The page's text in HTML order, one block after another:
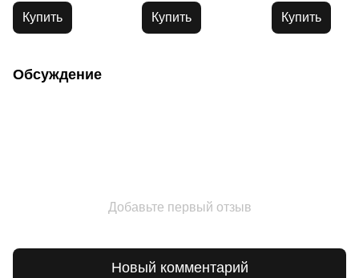
Купить Купить Купить
Обсуждение
Добавьте первый отзыв
Новый комментарий